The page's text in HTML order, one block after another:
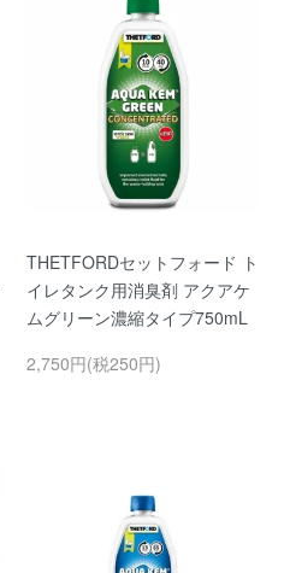
THETFORDセットフォード ト
イレタンク用消臭剤 アクアケ
ムグリーン濃縮タイプ750mL
2,750円(税250円)